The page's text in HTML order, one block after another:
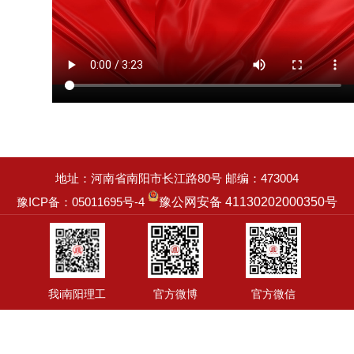
地址：河南省南阳市长江路80号 邮编：473004
豫ICP备：05011695号-4
豫公网安备 41130202000350号
我i南阳理工 官方微博 官方微信